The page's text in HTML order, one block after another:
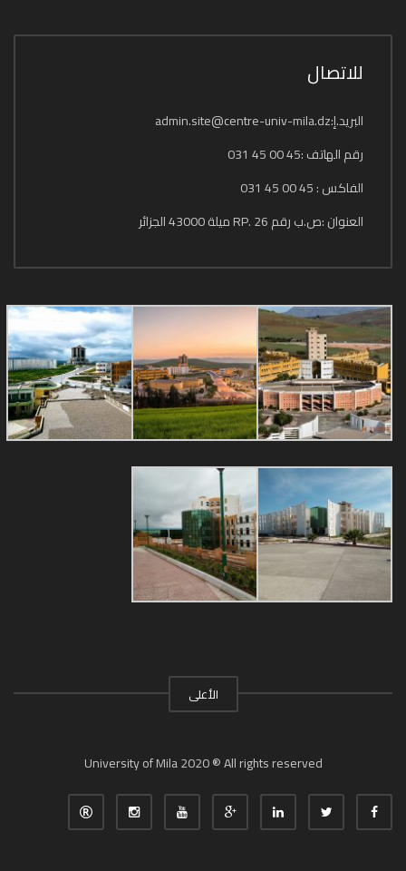
للاتصال
البريد.إ:admin.site@centre-univ-mila.dz
رقم الهاتف :45 00 45 031
الفاكس : 45 00 45 031
العنوان :ص.ب رقم 26 .RP ميلة 43000 الجزائر
الأعلى
University of Mila 2020 ® All rights reserved